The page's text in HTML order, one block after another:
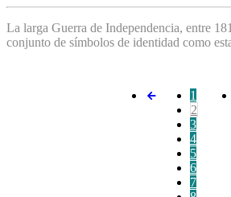
La larga Guerra de Independencia, entre
conjunto de símbolos de identidad como
1
2
3
4
5
6
7